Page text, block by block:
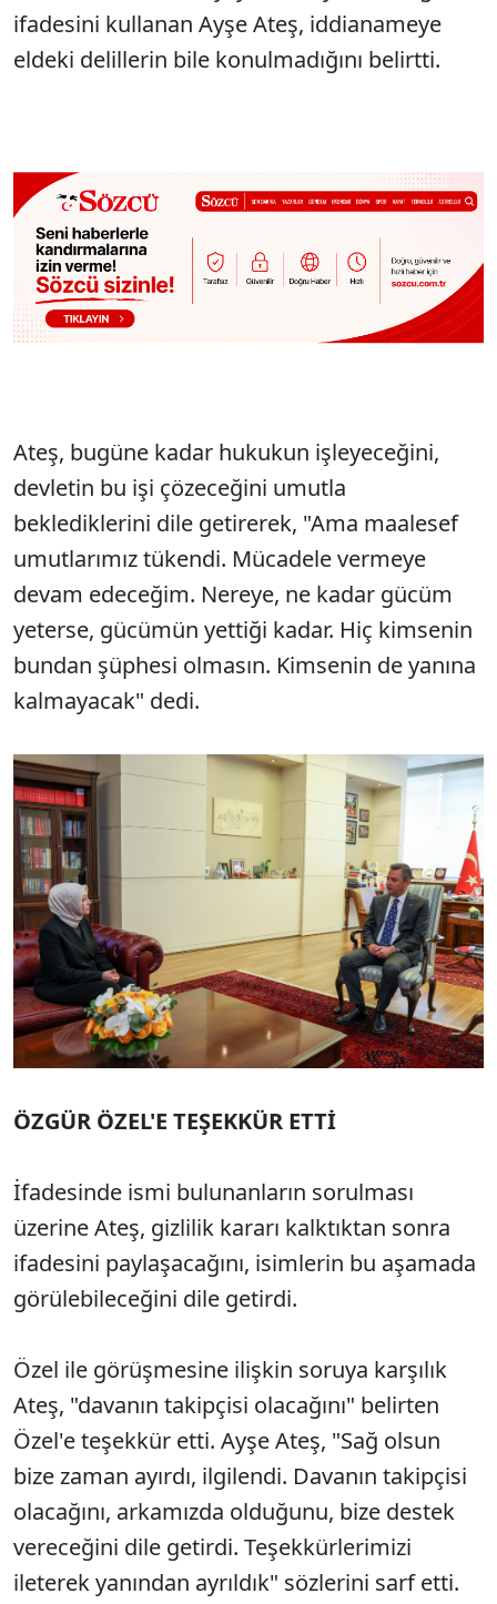
ifadesini kullanan Ayşe Ateş, iddianameye
eldeki delillerin bile konulmadığını belirtti.
Ateş, bugüne kadar hukukun işleyeceğini,
devletin bu işi çözeceğini umutla
beklediklerini dile getirerek, "Ama maalesef
umutlarımız tükendi. Mücadele vermeye
devam edeceğim. Nereye, ne kadar gücüm
yeterse, gücümün yettiği kadar. Hiç kimsenin
bundan şüphesi olmasın. Kimsenin de yanına
kalmayacak" dedi.
ÖZGÜR ÖZEL'E TEŞEKKÜR ETTİ
İfadesinde ismi bulunanların sorulması
üzerine Ateş, gizlilik kararı kalktıktan sonra
ifadesini paylaşacağını, isimlerin bu aşamada
görülebileceğini dile getirdi.
Özel ile görüşmesine ilişkin soruya karşılık
Ateş, "davanın takipçisi olacağını" belirten
Özel'e teşekkür etti. Ayşe Ateş, "Sağ olsun
bize zaman ayırdı, ilgilendi. Davanın takipçisi
olacağını, arkamızda olduğunu, bize destek
vereceğini dile getirdi. Teşekkürlerimizi
ileterek yanından ayrıldık" sözlerini sarf etti.